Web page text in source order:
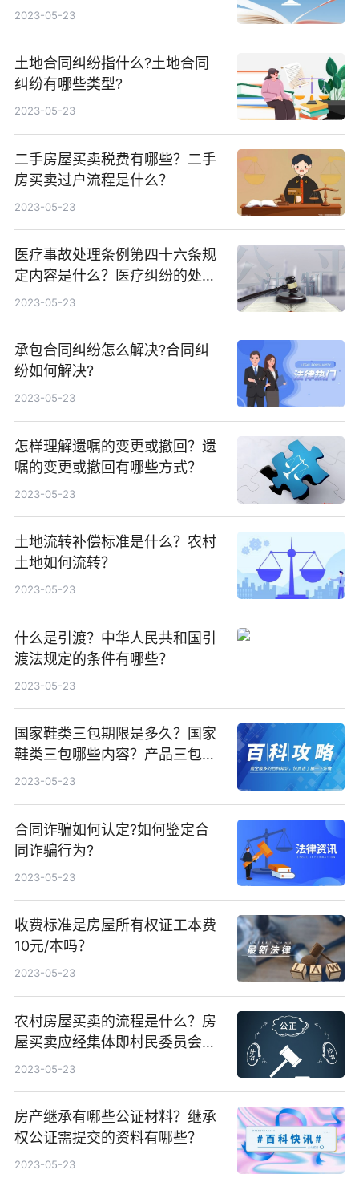
2023-05-23
土地合同纠纷指什么?土地合同
纠纷有哪些类型?
2023-05-23
二手房屋买卖税费有哪些？二手
房买卖过户流程是什么？
2023-05-23
医疗事故处理条例第四十六条规
定内容是什么？医疗纠纷的处理
途径有哪些？
2023-05-23
承包合同纠纷怎么解决?合同纠
纷如何解决?
2023-05-23
怎样理解遗嘱的变更或撤回？遗
嘱的变更或撤回有哪些方式？
2023-05-23
土地流转补偿标准是什么？农村
土地如何流转？
2023-05-23
什么是引渡？中华人民共和国引
渡法规定的条件有哪些？
2023-05-23
国家鞋类三包期限是多久？国家
鞋类三包哪些内容？产品三包期
限是多少天？
2023-05-23
合同诈骗如何认定?如何鉴定合
同诈骗行为?
2023-05-23
收费标准是房屋所有权证工本费
10元/本吗？
2023-05-23
农村房屋买卖的流程是什么？房
屋买卖应经集体即村民委员会书
面同意吗？
2023-05-23
房产继承有哪些公证材料？继承
权公证需提交的资料有哪些？
2023-05-23